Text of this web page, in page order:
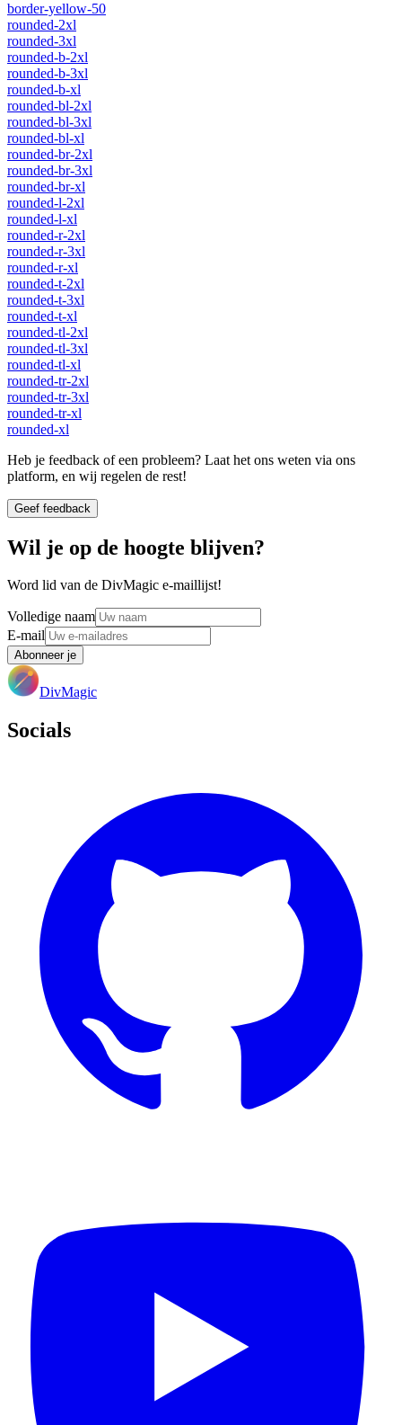
border-yellow-50
rounded-2xl
rounded-3xl
rounded-b-2xl
rounded-b-3xl
rounded-b-xl
rounded-bl-2xl
rounded-bl-3xl
rounded-bl-xl
rounded-br-2xl
rounded-br-3xl
rounded-br-xl
rounded-l-2xl
rounded-l-xl
rounded-r-2xl
rounded-r-3xl
rounded-r-xl
rounded-t-2xl
rounded-t-3xl
rounded-t-xl
rounded-tl-2xl
rounded-tl-3xl
rounded-tl-xl
rounded-tr-2xl
rounded-tr-3xl
rounded-tr-xl
rounded-xl
Heb je feedback of een probleem? Laat het ons weten via ons
platform, en wij regelen de rest!
Geef feedback
Wil je op de hoogte blijven?
Word lid van de DivMagic e-maillijst!
Volledige naam
E-mail
Abonneer je
DivMagic
Socials